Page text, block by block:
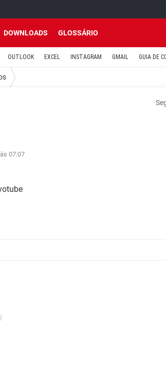
DOWNLOADS GLOSSÁRIO
OUTLOOK EXCEL INSTAGRAM GMAIL GUIA DE
07:07